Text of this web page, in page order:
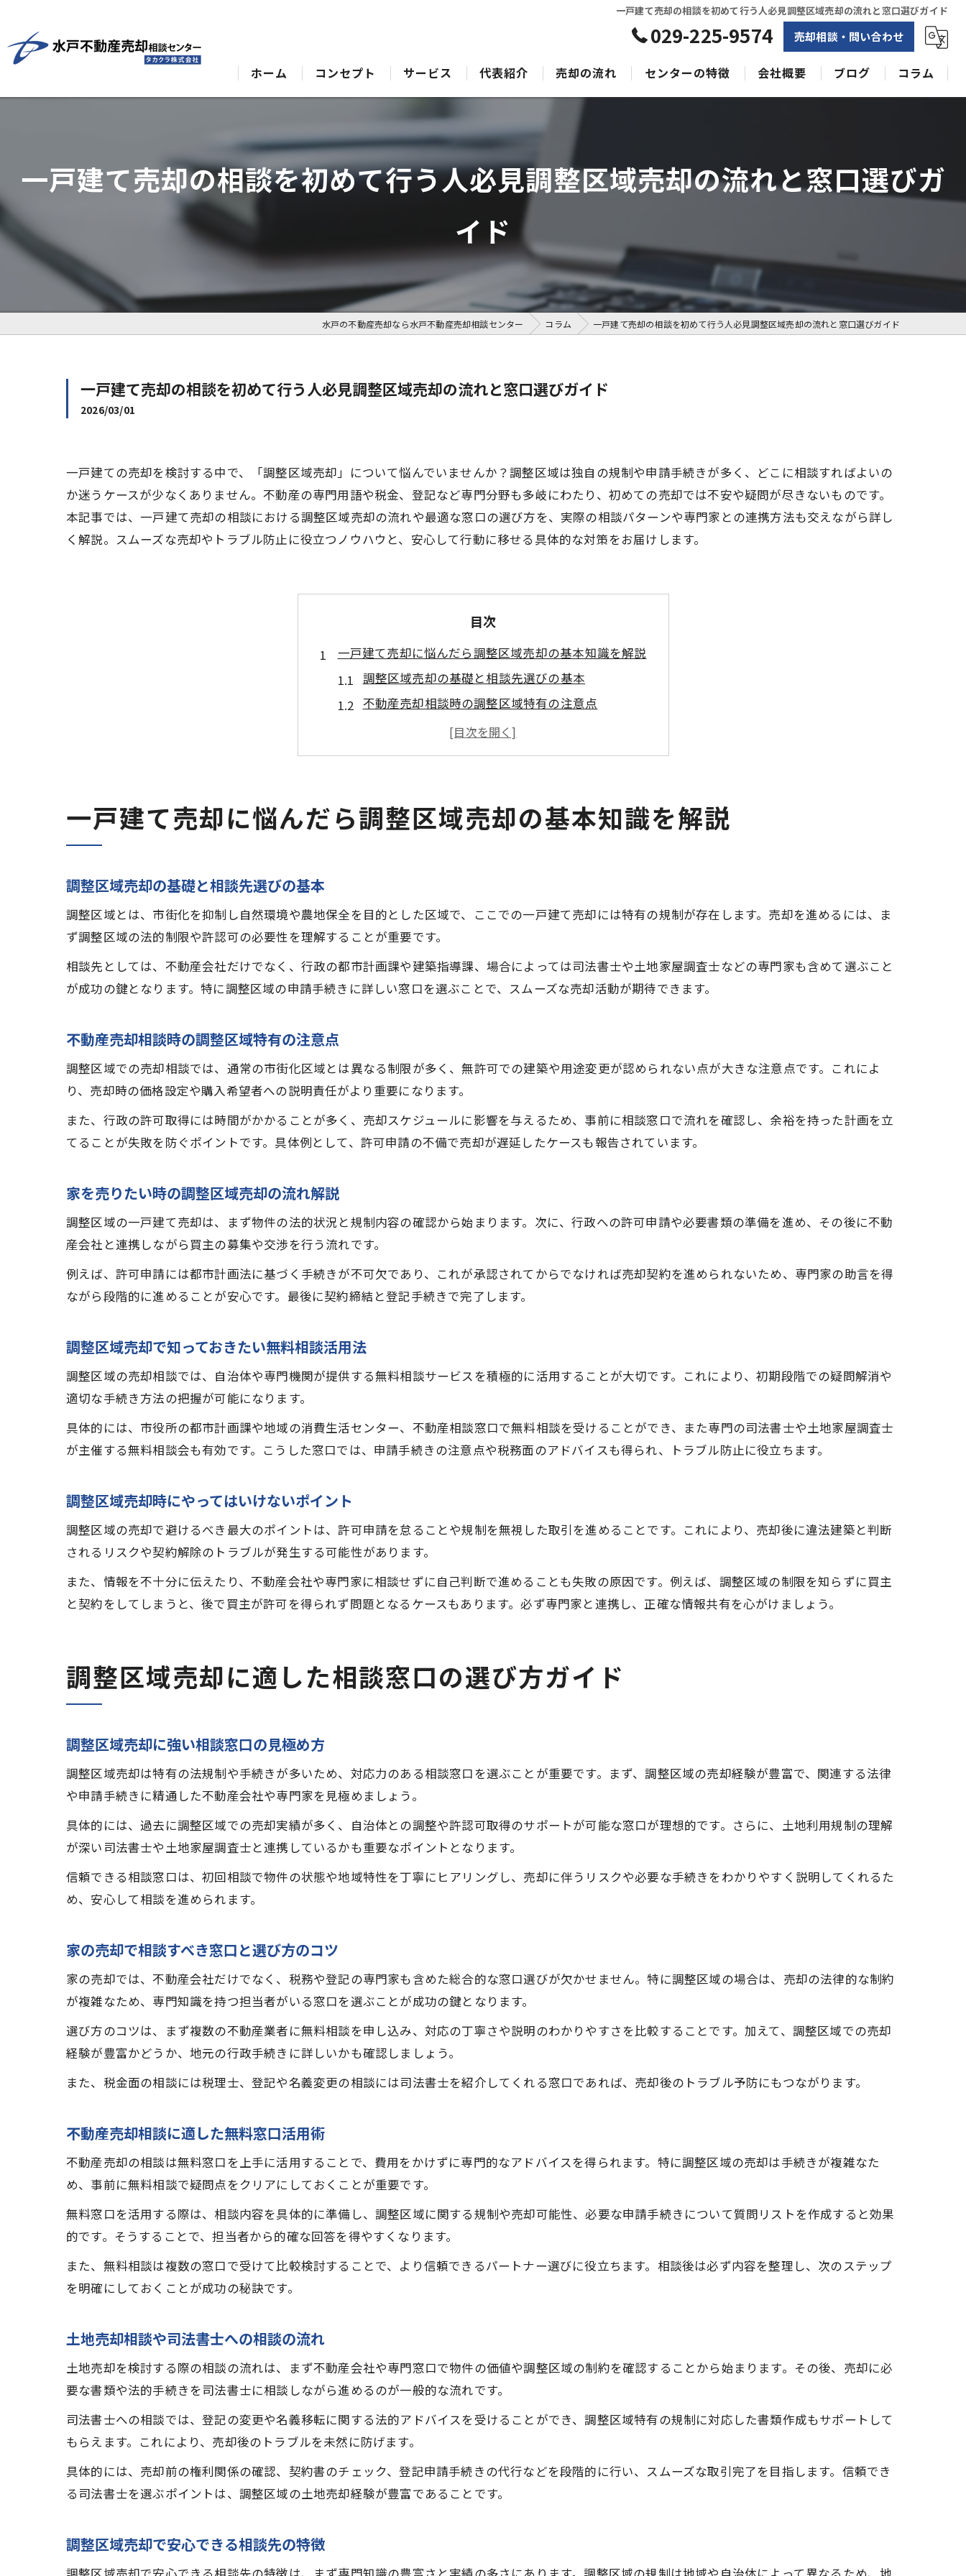
一戸建て売却の相談を初めて行う人必見調整区域売却の流れと窓口選びガイド
029-225-9574 売却相談・問い合わせ
ホーム コンセプト
水戸の不動産売却･水戸不動産売却相談センターのサポート
水戸の不動産売却･水戸不動産売却相談センターの最適なアドバイス
水戸の不動産売却･水戸不動産売却相談センターの丁寧な接客
サービス 代表紹介 売却の流れ センターの特徴
空き家
収益物件
会社概要 ブログ コラム
一戸建て売却の相談を初めて行う人必見調整区域売却の流れと窓口選びガ
イド
水戸の不動産売却なら水戸不動産売却相談センター コラム 一戸建て売却の相談を初めて行う人必見調整区域売却の流れと窓口選びガイド
一戸建て売却の相談を初めて行う人必見調整区域売却の流れと窓口選びガイド
2026/03/01
一戸建ての売却を検討する中で、「調整区域売却」について悩んでいませんか？調整区域は独自の規制や申請手続きが多く、どこに相談すればよいの
か迷うケースが少なくありません。不動産の専門用語や税金、登記など専門分野も多岐にわたり、初めての売却では不安や疑問が尽きないものです。
本記事では、一戸建て売却の相談における調整区域売却の流れや最適な窓口の選び方を、実際の相談パターンや専門家との連携方法も交えながら詳し
く解説。スムーズな売却やトラブル防止に役立つノウハウと、安心して行動に移せる具体的な対策をお届けします。
目次
一戸建て売却に悩んだら調整区域売却の基本知識を解説
調整区域売却の基礎と相談先選びの基本
不動産売却相談時の調整区域特有の注意点
家を売りたい時の調整区域売却の流れ解説
調整区域売却で知っておきたい無料相談活用法
調整区域売却に適した相談窓口の選び方ガイド
調整区域売却に強い相談窓口の見極め方
土地売却相談や司法書士への相談の流れ
調整区域売却で安心できる相談先の特徴
調整区域売却の相談から完了までの流れ
司法書士と連携した調整区域売却の進行方法
調整区域売却でよくある落とし穴に注意
不動産売却相談で見逃しやすい注意点
調整区域売却に役立つ無料相談の使い方
不動産売却相談窓口で得られるサポート内容
家を売りたい時の無料相談利用のコツ
土地売却相談を無料で受ける際のポイント
調整区域売却で起こりやすいトラブル防止策
家の売却でやってはいけない調整区域の行動
土地売却相談時の失敗例と予防ポイント
一戸建て売却に悩んだら調整区域売却の基本知識を解説
調整区域売却の基礎と相談先選びの基本
調整区域とは、市街化を抑制し自然環境や農地保全を目的とした区域で、ここでの一戸建て売却には特有の規制が存在します。売却を進めるには、ま
ず調整区域の法的制限や許認可の必要性を理解することが重要です。
相談先としては、不動産会社だけでなく、行政の都市計画課や建築指導課、場合によっては司法書士や土地家屋調査士などの専門家も含めて選ぶこと
が成功の鍵となります。特に調整区域の申請手続きに詳しい窓口を選ぶことで、スムーズな売却活動が期待できます。
不動産売却相談時の調整区域特有の注意点
調整区域での売却相談では、通常の市街化区域とは異なる制限が多く、無許可での建築や用途変更が認められない点が大きな注意点です。これによ
り、売却時の価格設定や購入希望者への説明責任がより重要になります。
また、行政の許可取得には時間がかかることが多く、売却スケジュールに影響を与えるため、事前に相談窓口で流れを確認し、余裕を持った計画を立
てることが失敗を防ぐポイントです。具体例として、許可申請の不備で売却が遅延したケースも報告されています。
家を売りたい時の調整区域売却の流れ解説
調整区域の一戸建て売却は、まず物件の法的状況と規制内容の確認から始まります。次に、行政への許可申請や必要書類の準備を進め、その後に不動
産会社と連携しながら買主の募集や交渉を行う流れです。
例えば、許可申請には都市計画法に基づく手続きが不可欠であり、これが承認されてからでなければ売却契約を進められないため、専門家の助言を得
ながら段階的に進めることが安心です。最後に契約締結と登記手続きで完了します。
調整区域売却で知っておきたい無料相談活用法
調整区域の売却相談では、自治体や専門機関が提供する無料相談サービスを積極的に活用することが大切です。これにより、初期段階での疑問解消や
適切な手続き方法の把握が可能になります。
具体的には、市役所の都市計画課や地域の消費生活センター、不動産相談窓口で無料相談を受けることができ、また専門の司法書士や土地家屋調査士
が主催する無料相談会も有効です。こうした窓口では、申請手続きの注意点や税務面のアドバイスも得られ、トラブル防止に役立ちます。
調整区域売却時にやってはいけないポイント
調整区域の売却で避けるべき最大のポイントは、許可申請を怠ることや規制を無視した取引を進めることです。これにより、売却後に違法建築と判断
されるリスクや契約解除のトラブルが発生する可能性があります。
また、情報を不十分に伝えたり、不動産会社や専門家に相談せずに自己判断で進めることも失敗の原因です。例えば、調整区域の制限を知らずに買主
と契約をしてしまうと、後で買主が許可を得られず問題となるケースもあります。必ず専門家と連携し、正確な情報共有を心がけましょう。
調整区域売却に適した相談窓口の選び方ガイド
調整区域売却に強い相談窓口の見極め方
調整区域売却は特有の法規制や手続きが多いため、対応力のある相談窓口を選ぶことが重要です。まず、調整区域の売却経験が豊富で、関連する法律
や申請手続きに精通した不動産会社や専門家を見極めましょう。
具体的には、過去に調整区域での売却実績が多く、自治体との調整や許認可取得のサポートが可能な窓口が理想的です。さらに、土地利用規制の理解
が深い司法書士や土地家屋調査士と連携しているかも重要なポイントとなります。
信頼できる相談窓口は、初回相談で物件の状態や地域特性を丁寧にヒアリングし、売却に伴うリスクや必要な手続きをわかりやすく説明してくれるた
め、安心して相談を進められます。
家の売却で相談すべき窓口と選び方のコツ
家の売却では、不動産会社だけでなく、税務や登記の専門家も含めた総合的な窓口選びが欠かせません。特に調整区域の場合は、売却の法律的な制約
が複雑なため、専門知識を持つ担当者がいる窓口を選ぶことが成功の鍵となります。
選び方のコツは、まず複数の不動産業者に無料相談を申し込み、対応の丁寧さや説明のわかりやすさを比較することです。加えて、調整区域での売却
経験が豊富かどうか、地元の行政手続きに詳しいかも確認しましょう。
また、税金面の相談には税理士、登記や名義変更の相談には司法書士を紹介してくれる窓口であれば、売却後のトラブル予防にもつながります。
不動産売却相談に適した無料窓口活用術
不動産売却の相談は無料窓口を上手に活用することで、費用をかけずに専門的なアドバイスを得られます。特に調整区域の売却は手続きが複雑なた
め、事前に無料相談で疑問点をクリアにしておくことが重要です。
無料窓口を活用する際は、相談内容を具体的に準備し、調整区域に関する規制や売却可能性、必要な申請手続きについて質問リストを作成すると効果
的です。そうすることで、担当者から的確な回答を得やすくなります。
また、無料相談は複数の窓口で受けて比較検討することで、より信頼できるパートナー選びに役立ちます。相談後は必ず内容を整理し、次のステップ
を明確にしておくことが成功の秘訣です。
土地売却相談や司法書士への相談の流れ
土地売却を検討する際の相談の流れは、まず不動産会社や専門窓口で物件の価値や調整区域の制約を確認することから始まります。その後、売却に必
要な書類や法的手続きを司法書士に相談しながら進めるのが一般的な流れです。
司法書士への相談では、登記の変更や名義移転に関する法的アドバイスを受けることができ、調整区域特有の規制に対応した書類作成もサポートして
もらえます。これにより、売却後のトラブルを未然に防げます。
具体的には、売却前の権利関係の確認、契約書のチェック、登記申請手続きの代行などを段階的に行い、スムーズな取引完了を目指します。信頼でき
る司法書士を選ぶポイントは、調整区域の土地売却経験が豊富であることです。
調整区域売却で安心できる相談先の特徴